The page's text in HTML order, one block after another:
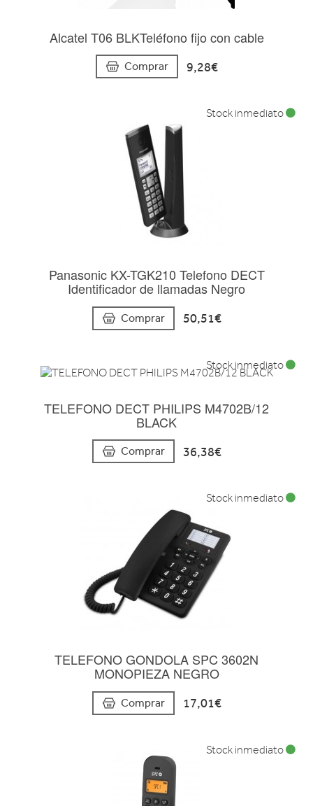
Alcatel T06 BLKTeléfono fijo con cable
Comprar 9,28€
Panasonic KX-TGK210 Telefono DECT
Identificador de llamadas Negro
Comprar 50,51€
Stock inmediato
TELEFONO DECT PHILIPS M4702B/12
BLACK
Comprar 36,38€
Stock inmediato
TELEFONO GONDOLA SPC 3602N
MONOPIEZA NEGRO
Comprar 17,01€
Stock inmediato
Stock inmediato